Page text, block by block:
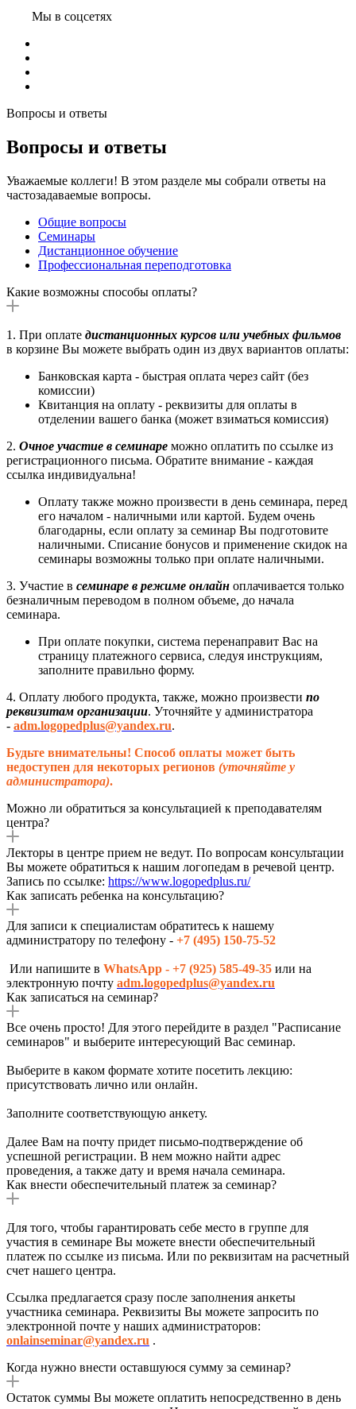
Мы в соцсетях
Вопросы и ответы
Вопросы и ответы
Уважаемые коллеги! В этом разделе мы собрали ответы на
частозадаваемые вопросы.
Общие вопросы
Семинары
Дистанционное обучение
Профессиональная переподготовка
Какие возможны способы оплаты?
1. При оплате дистанционных курсов или учебных фильмов
в корзине Вы можете выбрать один из двух вариантов оплаты:
Банковская карта - быстрая оплата через сайт (без
комиссии)
Квитанция на оплату - реквизиты для оплаты в
отделении вашего банка (может взиматься комиссия)
2. Очное участие в семинаре можно оплатить по ссылке из
регистрационного письма. Обратите внимание - каждая
ссылка индивидуальна!
Оплату также можно произвести в день семинара, перед
его началом - наличными или картой. Будем очень
благодарны, если оплату за семинар Вы подготовите
наличными. Списание бонусов и применение скидок на
семинары возможны только при оплате наличными.
3. Участие в семинаре в режиме онлайн оплачивается только
безналичным переводом в полном объеме, до начала
семинара.
При оплате покупки, система перенаправит Вас на
страницу платежного сервиса, следуя инструкциям,
заполните правильно форму.
4. Оплату любого продукта, также, можно произвести по
реквизитам организации. Уточняйте у администратора
- adm.logopedplus@yandex.ru.
Будьте внимательны! Способ оплаты может быть
недоступен для некоторых регионов (уточняйте у
администратора).
Можно ли обратиться за консультацией к преподавателям
центра?
Лекторы в центре прием не ведут. По вопросам консультации
Вы можете обратиться к нашим логопедам в речевой центр.
Запись по ссылке: https://www.logopedplus.ru/
Как записать ребенка на консультацию?
Для записи к специалистам обратитесь к нашему
администратору по телефону - +7 (495) 150-75-52
Или напишите в WhatsApp - +7 (925) 585-49-35 или на
электронную почту adm.logopedplus@yandex.ru
Как записаться на семинар?
Все очень просто! Для этого перейдите в раздел "Расписание
семинаров" и выберите интересующий Вас семинар.
Выберите в каком формате хотите посетить лекцию:
присутствовать лично или онлайн.
Заполните соответствующую анкету.
Далее Вам на почту придет письмо-подтверждение об
успешной регистрации. В нем можно найти адрес
проведения, а также дату и время начала семинара.
Как внести обеспечительный платеж за семинар?
Для того, чтобы гарантировать себе место в группе для
участия в семинаре Вы можете внести обеспечительный
платеж по ссылке из письма. Или по реквизитам на расчетный
счет нашего центра.
Ссылка предлагается сразу после заполнения анкеты
участника семинара. Реквизиты Вы можете запросить по
электронной почте у наших администраторов:
onlainseminar@yandex.ru .
Когда нужно внести оставшуюся сумму за семинар?
Остаток суммы Вы можете оплатить непосредственно в день